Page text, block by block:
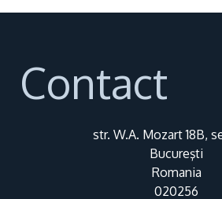
Contact
str. W.A. Mozart 18B,
Bucureşti
Romania
020256